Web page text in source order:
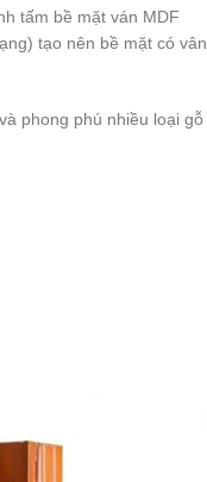
tấm bề mặt ván MDF
tạo nên bề mặt có vân
phong phú nhiều loại gỗ